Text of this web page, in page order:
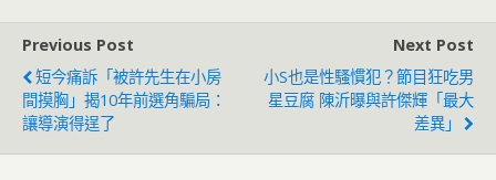
Previous Post
短今痛訴「被許先生在小房
間摸胸」揭10年前選角騙局：
讓導演得逞了
Next Post
小S也是性騷慣犯？節目狂吃男
星豆腐 陳沂曝與許傑輝「最大
差異」